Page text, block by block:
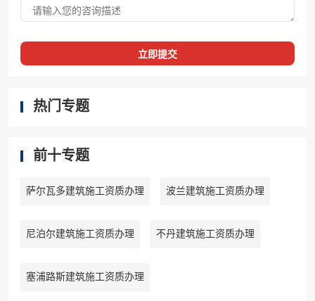
立即提交
热门专题
前十专题
萨尔瓦多建筑施工资质办理 波兰建筑施工资质办理
尼泊尔建筑施工资质办理 不丹建筑施工资质办理
塞浦路斯建筑施工资质办理